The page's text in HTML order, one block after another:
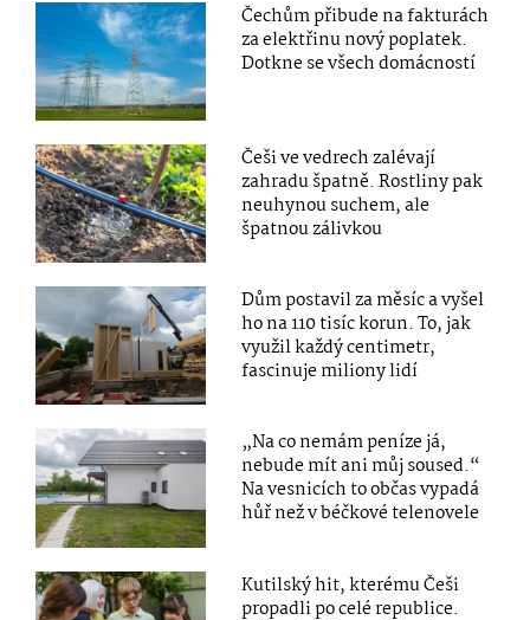
Čechům přibude na fakturách
za elektřinu nový poplatek.
Dotkne se všech domácností
Češi ve vedrech zalévají
zahradu špatně. Rostliny pak
neuhynou suchem, ale
špatnou zálivkou
Dům postavil za měsíc a vyšel
ho na 110 tisíc korun. To, jak
využil každý centimetr,
fascinuje miliony lidí
„Na co nemám peníze já,
nebude mít ani můj soused.“
Na vesnicích to občas vypadá
hůř než v béčkové telenovele
Kutilský hit, kterému Češi
propadli po celé republice.